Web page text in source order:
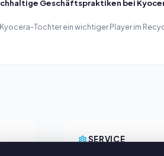
Geschäftspraktiken bei
Tochter ein wichtiger Player im
SERVICE